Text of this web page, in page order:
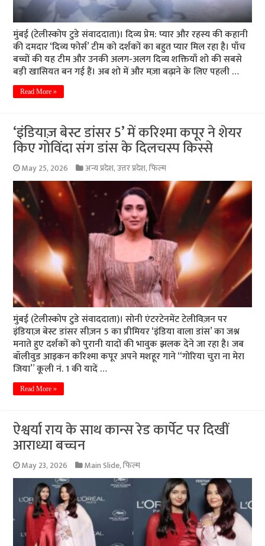
मुंबई (टेलीस्कोप टुडे संवाददाता)। दिव्य प्रेम: प्यार और रहस्य की कहानी
की दमदार ‘दिव्य फोर्स’ टीम को दर्शकों का बहुत प्यार मिल रहा है। पाँच
बच्चों की यह टीम और उनकी अलग-अलग दिव्य शक्तियाँ शो की सबसे
बड़ी खासियत बन गई हैं। अब शो में और मज़ा बढ़ाने के लिए पहली …
Read More »
‘इंडियाज़ बेस्ट डांसर 5’ में करिश्मा कपूर ने शेयर
किए गोविंदा संग डांस के दिलचस्प किस्से
May 25, 2026 अन्य प्रदेश,उत्तर प्रदेश,फिल्म
मुंबई (टेलीस्कोप टुडे संवाददाता)। सोनी एंटरटेनमेंट टेलीविज़न पर
इंडियाज़ बेस्ट डांसर सीज़न 5 का प्रीमियर ‘इंडिया वाला डांस’ का जश्न
मनाते हुए दर्शकों को पुरानी यादों की भावुक झलक देने जा रहा है। जब
बॉलीवुड आइकन करिश्मा कपूर अपने मशहूर गाने “गोरिया चुरा ना मेरा
जिया” कूली नं. 1 की यादें …
Read More »
ऐश्वर्या राय के साथ कान्स रेड कार्पेट पर दिखीं
आराध्या बच्चन
May 23, 2026 Main Slide,फिल्म